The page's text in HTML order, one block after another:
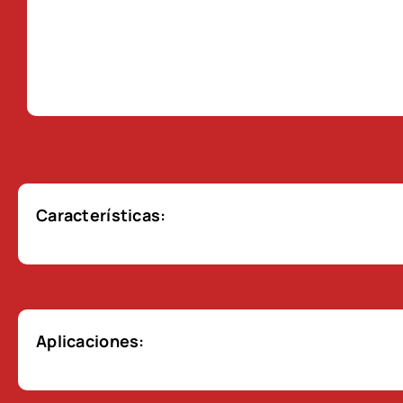
Características:
Aplicaciones: